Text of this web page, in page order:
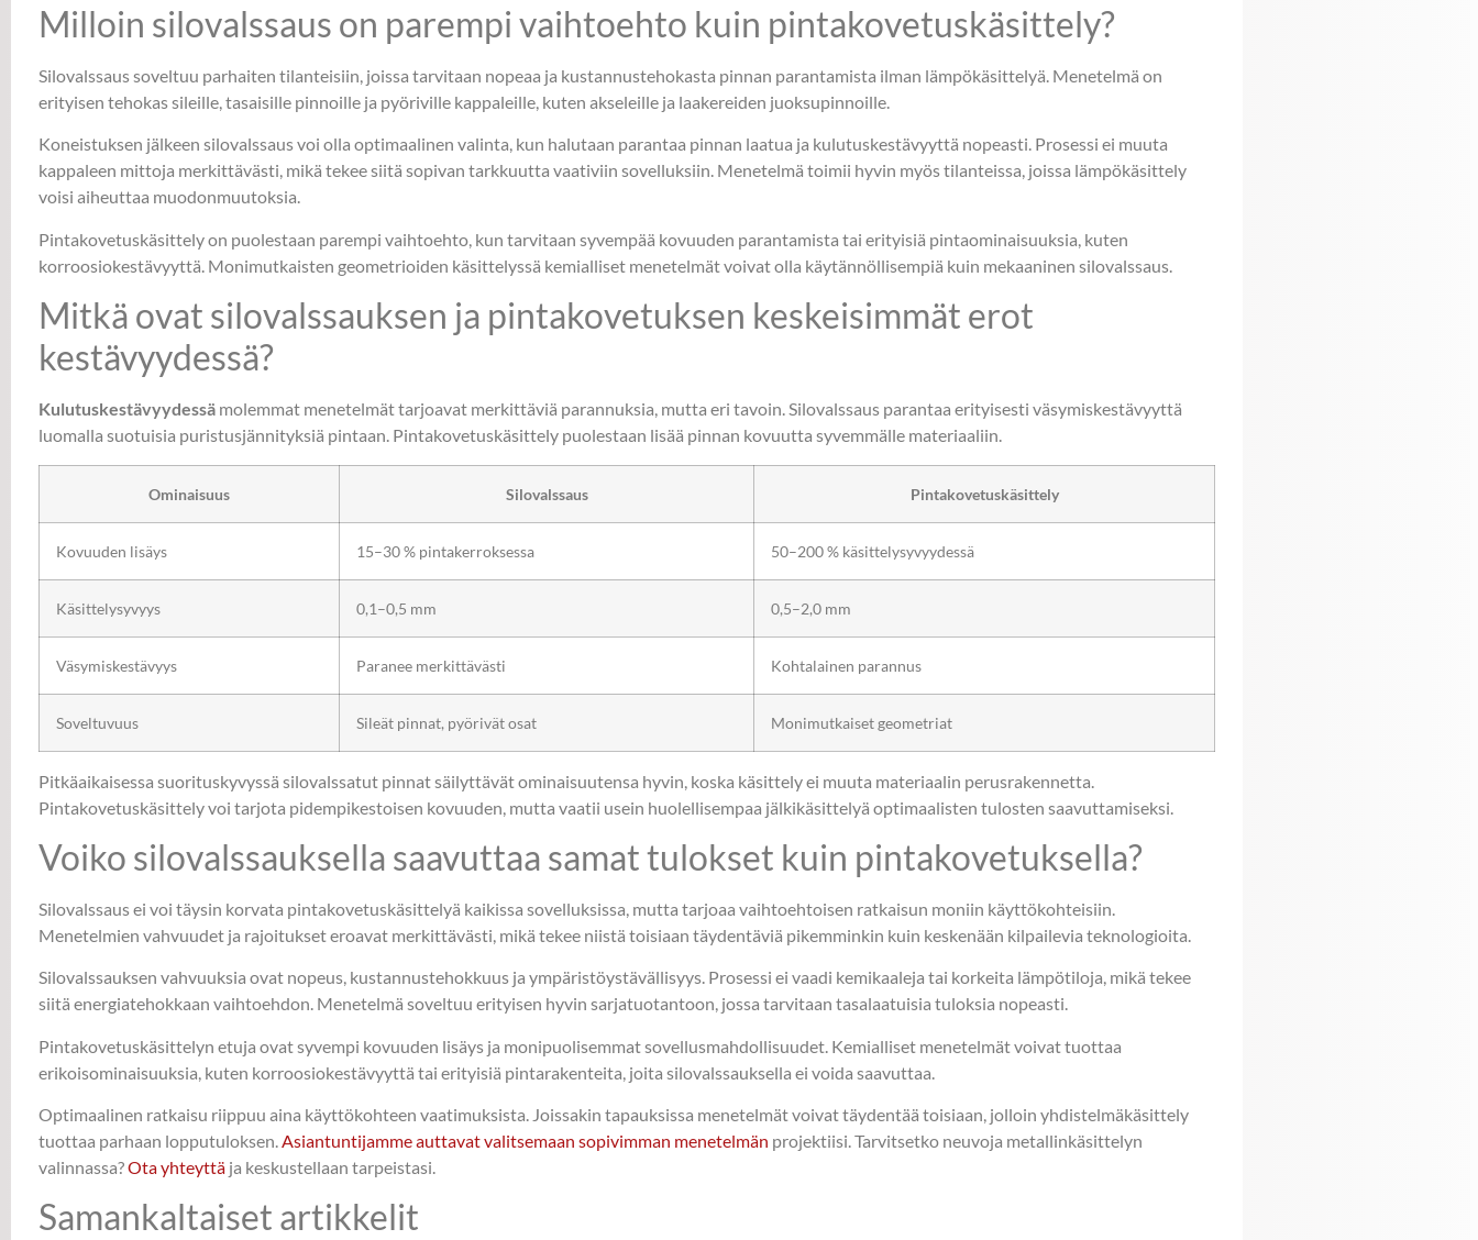
Milloin silovalssaus on parempi vaihtoehto kuin pintakovetuskäsittely?
Silovalssaus soveltuu parhaiten tilanteisiin, joissa tarvitaan nopeaa ja kustannustehokasta pinnan parantamista ilman lämpökäsittelyä. Menetelmä on
erityisen tehokas sileille, tasaisille pinnoille ja pyöriville kappaleille, kuten akseleille ja laakereiden juoksupinnoille.
Koneistuksen jälkeen silovalssaus voi olla optimaalinen valinta, kun halutaan parantaa pinnan laatua ja kulutuskestävyyttä nopeasti. Prosessi ei muuta
kappaleen mittoja merkittävästi, mikä tekee siitä sopivan tarkkuutta vaativiin sovelluksiin. Menetelmä toimii hyvin myös tilanteissa, joissa lämpökäsittely
voisi aiheuttaa muodonmuutoksia.
Pintakovetuskäsittely on puolestaan parempi vaihtoehto, kun tarvitaan syvempää kovuuden parantamista tai erityisiä pintaominaisuuksia, kuten
korroosiokestävyyttä. Monimutkaisten geometrioiden käsittelyssä kemialliset menetelmät voivat olla käytännöllisempiä kuin mekaaninen silovalssaus.
Mitkä ovat silovalssauksen ja pintakovetuksen keskeisimmät erot
kestävyydessä?
Kulutuskestävyydessä molemmat menetelmät tarjoavat merkittäviä parannuksia, mutta eri tavoin. Silovalssaus parantaa erityisesti väsymiskestävyyttä
luomalla suotuisia puristusjännityksiä pintaan. Pintakovetuskäsittely puolestaan lisää pinnan kovuutta syvemmälle materiaaliin.
Ominaisuus Silovalssaus Pintakovetuskäsittely
Kovuuden lisäys 15–30 % pintakerroksessa 50–200 % käsittelysyvyydessä
Käsittelysyvyys 0,1–0,5 mm 0,5–2,0 mm
Väsymiskestävyys Paranee merkittävästi Kohtalainen parannus
Soveltuvuus Sileät pinnat, pyörivät osat Monimutkaiset geometriat
Pitkäaikaisessa suorituskyvyssä silovalssatut pinnat säilyttävät ominaisuutensa hyvin, koska käsittely ei muuta materiaalin perusrakennetta.
Pintakovetuskäsittely voi tarjota pidempikestoisen kovuuden, mutta vaatii usein huolellisempaa jälkikäsittelyä optimaalisten tulosten saavuttamiseksi.
Voiko silovalssauksella saavuttaa samat tulokset kuin pintakovetuksella?
Silovalssaus ei voi täysin korvata pintakovetuskäsittelyä kaikissa sovelluksissa, mutta tarjoaa vaihtoehtoisen ratkaisun moniin käyttökohteisiin.
Menetelmien vahvuudet ja rajoitukset eroavat merkittävästi, mikä tekee niistä toisiaan täydentäviä pikemminkin kuin keskenään kilpailevia teknologioita.
Silovalssauksen vahvuuksia ovat nopeus, kustannustehokkuus ja ympäristöystävällisyys. Prosessi ei vaadi kemikaaleja tai korkeita lämpötiloja, mikä tekee
siitä energiatehokkaan vaihtoehdon. Menetelmä soveltuu erityisen hyvin sarjatuotantoon, jossa tarvitaan tasalaatuisia tuloksia nopeasti.
Pintakovetuskäsittelyn etuja ovat syvempi kovuuden lisäys ja monipuolisemmat sovellusmahdollisuudet. Kemialliset menetelmät voivat tuottaa
erikoisominaisuuksia, kuten korroosiokestävyyttä tai erityisiä pintarakenteita, joita silovalssauksella ei voida saavuttaa.
Optimaalinen ratkaisu riippuu aina käyttökohteen vaatimuksista. Joissakin tapauksissa menetelmät voivat täydentää toisiaan, jolloin yhdistelmäkäsittely
tuottaa parhaan lopputuloksen.Asiantuntijamme auttavat valitsemaan sopivimman menetelmän projektiisi. Tarvitsetko neuvoja metallinkäsittelyn
valinnassa?Ota yhteyttä ja keskustellaan tarpeistasi.
Samankaltaiset artikkelit